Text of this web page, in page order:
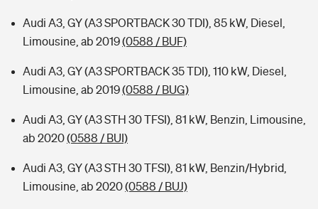
Audi A3, GY (A3 SPORTBACK 30 TDI), 85 kW, Diesel,
Limousine, ab 2019(0588 / BUF)
Audi A3, GY (A3 SPORTBACK 35 TDI), 110 kW, Diesel,
Limousine, ab 2019(0588 / BUG)
Audi A3, GY (A3 STH 30 TFSI), 81 kW, Benzin, Limousine,
ab 2020(0588 / BUI)
Audi A3, GY (A3 STH 30 TFSI), 81 kW, Benzin/Hybrid,
Limousine, ab 2020(0588 / BUJ)